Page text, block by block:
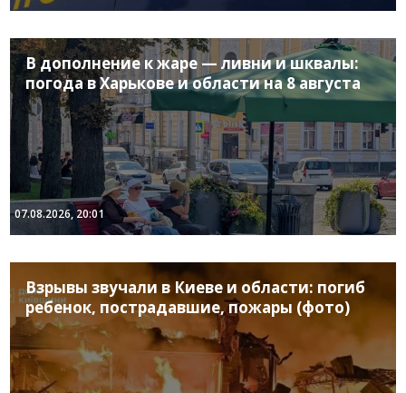
В дополнение к жаре — ливни и шквалы:
погода в Харькове и области на 8 августа
07.08.2026, 20:01
Взрывы звучали в Киеве и области: погиб
ребенок, пострадавшие, пожары (фото)